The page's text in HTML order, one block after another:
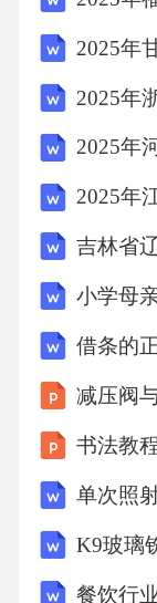
章见第章
请注意本文
的发布机构
。。
。
本文件由全
口
小学母
借条的
减压阀
书法教
K9玻璃
餐饮行